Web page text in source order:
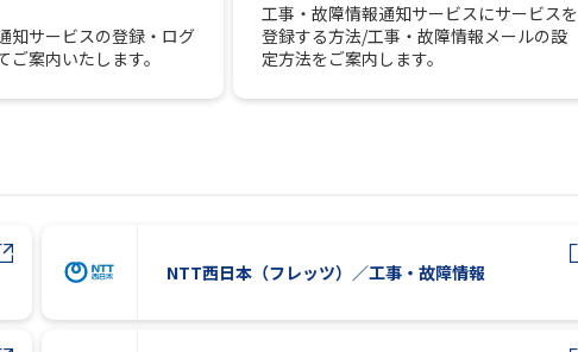
知サービスの登録・ログ
ご案内いたします。
工事・故障情報通知サービスにサービスを
登録する方法/工事・故障情報メールの設
定方法をご案内します。
NTT西日本（フレッツ）／工事・故障情報